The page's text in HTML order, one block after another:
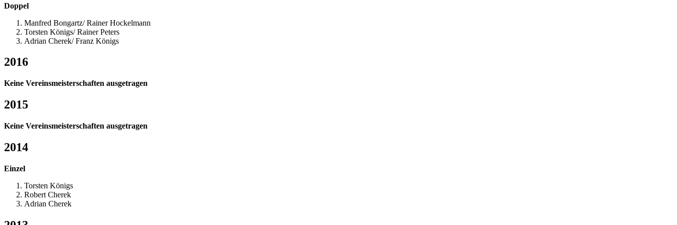
Doppel
Manfred Bongartz/ Rainer Hockelmann
Torsten Königs/ Rainer Peters
Adrian Cherek/ Franz Königs
2016
Keine Vereinsmeisterschaften ausgetragen
2015
Keine Vereinsmeisterschaften ausgetragen
2014
Einzel
Torsten Königs
Robert Cherek
Adrian Cherek